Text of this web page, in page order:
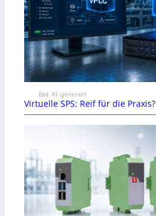
Bild: KI-generiert
Virtuelle SPS: Reif für die Praxis?